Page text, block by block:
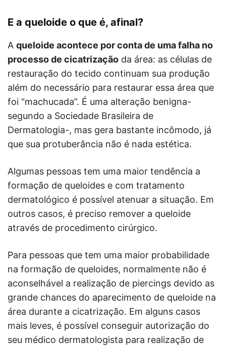
E a queloide o que é, afinal?
A queloide acontece por conta de uma falha no
processo de cicatrização da área: as células de
restauração do tecido continuam sua produção
além do necessário para restaurar essa área que
foi “machucada”. É uma alteração benigna-
segundo a Sociedade Brasileira de
Dermatologia-, mas gera bastante incômodo, já
que sua protuberância não é nada estética.
Algumas pessoas tem uma maior tendência a
formação de queloides e com tratamento
dermatológico é possível atenuar a situação. Em
outros casos, é preciso remover a queloide
através de procedimento cirúrgico.
Para pessoas que tem uma maior probabilidade
na formação de queloides, normalmente não é
aconselhável a realização de piercings devido as
grande chances do aparecimento de queloide na
área durante a cicatrização. Em alguns casos
mais leves, é possível conseguir autorização do
seu médico dermatologista para realização de